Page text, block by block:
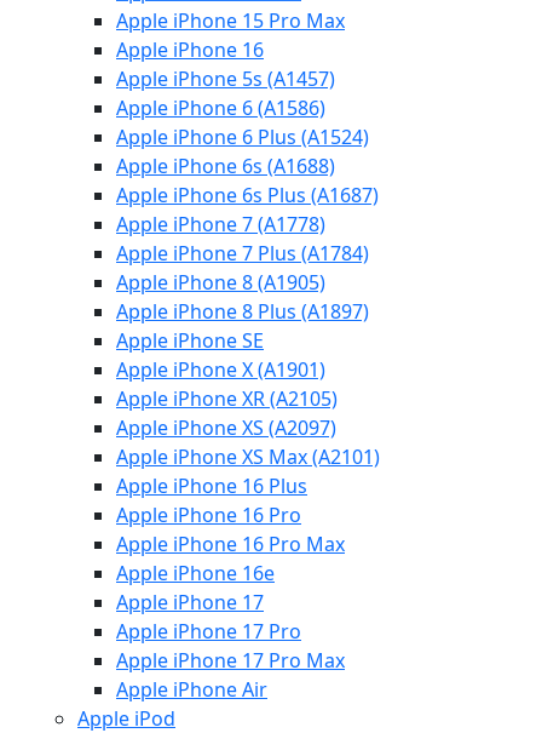
Apple iPhone 15 Pro Max
Apple iPhone 16
Apple iPhone 5s (A1457)
Apple iPhone 6 (A1586)
Apple iPhone 6 Plus (A1524)
Apple iPhone 6s (A1688)
Apple iPhone 6s Plus (A1687)
Apple iPhone 7 (A1778)
Apple iPhone 7 Plus (A1784)
Apple iPhone 8 (A1905)
Apple iPhone 8 Plus (A1897)
Apple iPhone SE
Apple iPhone X (A1901)
Apple iPhone XR (A2105)
Apple iPhone XS (A2097)
Apple iPhone XS Max (A2101)
Apple iPhone 16 Plus
Apple iPhone 16 Pro
Apple iPhone 16 Pro Max
Apple iPhone 16e
Apple iPhone 17
Apple iPhone 17 Pro
Apple iPhone 17 Pro Max
Apple iPhone Air
Apple iPod